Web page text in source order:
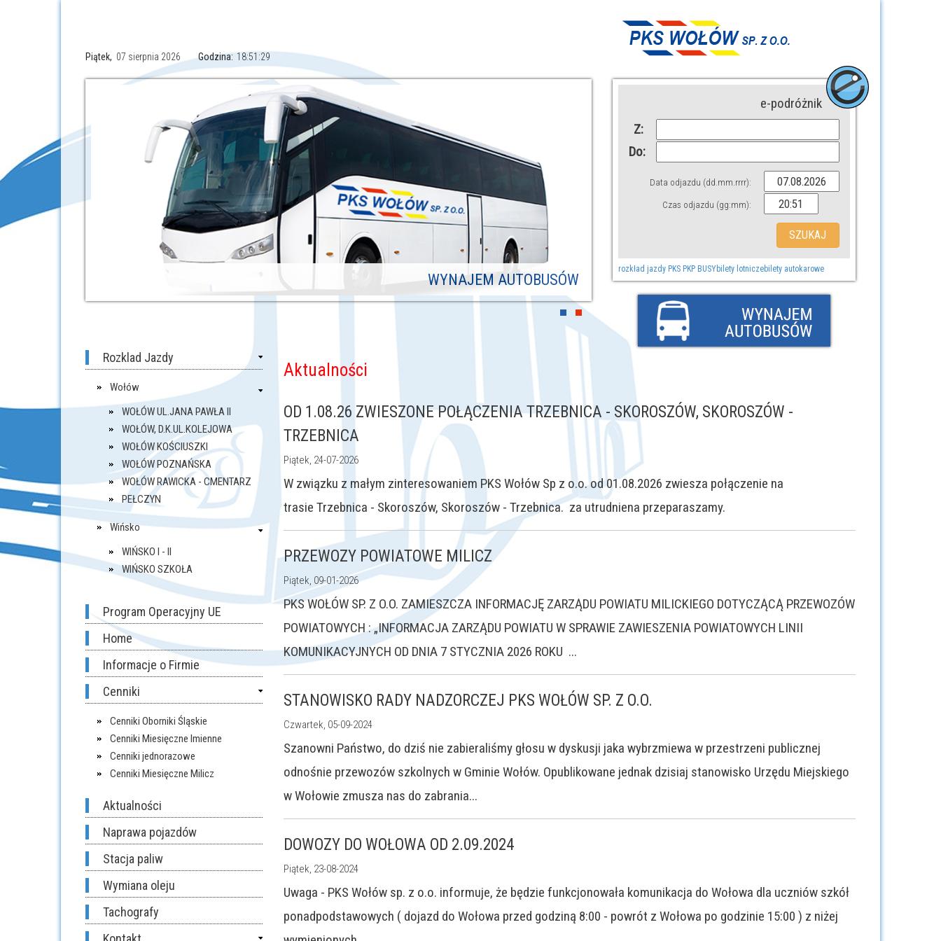
Piątek, 07 sierpnia 2026 Godzina: 18:51:30
WYNAJEM AUTOBUSÓW
e-podróżnik
Z:
Do:
Data odjazdu (dd.mm.rrrr):
Czas odjazdu (gg:mm):
rozkład jazdy PKS PKP BUSYbilety lotniczebilety autokarowe
Rozklad Jazdy
Wołów
WOŁÓW UL.JANA PAWŁA II
WOŁÓW, D.K.UL.KOLEJOWA
WOŁÓW KOŚCIUSZKI
WOŁÓW POZNAŃSKA
WOŁÓW RAWICKA - CMENTARZ
PEŁCZYN
Wińsko
WIŃSKO I - II
WIŃSKO SZKOŁA
Program Operacyjny UE
Home
Informacje o Firmie
Cenniki
Cenniki Oborniki Śląskie
Cenniki Miesięczne Imienne
Cenniki jednorazowe
Cenniki Miesięczne Milicz
Aktualności
Naprawa pojazdów
Stacja paliw
Wymiana oleju
Tachografy
Aktualności
OD 1.08.26 ZWIESZONE POŁĄCZENIA TRZEBNICA - SKOROSZÓW, SKOROSZÓW -
TRZEBNICA
Piątek, 24-07-2026
W związku z małym zinteresowaniem PKS Wołów Sp z o.o. od 01.08.2026 zwiesza połączenie na
trasie Trzebnica - Skoroszów, Skoroszów - Trzebnica. za utrudniena przeparaszamy.
PRZEWOZY POWIATOWE MILICZ
Piątek, 09-01-2026
PKS WOŁÓW SP. Z O.O. ZAMIESZCZA INFORMACJĘ ZARZĄDU POWIATU MILICKIEGO DOTYCZĄCĄ PRZEWOZÓW
POWIATOWYCH : „INFORMACJA ZARZĄDU POWIATU W SPRAWIE ZAWIESZENIA POWIATOWYCH LINII
KOMUNIKACYJNYCH OD DNIA 7 STYCZNIA 2026 ROKU ...
STANOWISKO RADY NADZORCZEJ PKS WOŁÓW SP. Z O.O.
Czwartek, 05-09-2024
Szanowni Państwo, do dziś nie zabieraliśmy głosu w dyskusji jaka wybrzmiewa w przestrzeni publicznej
odnośnie przewozów szkolnych w Gminie Wołów. Opublikowane jednak dzisiaj stanowisko Urzędu Miejskiego
w Wołowie zmusza nas do zabrania...
DOWOZY DO WOŁOWA OD 2.09.2024
Piątek, 23-08-2024
Uwaga - PKS Wołów sp. z o.o. informuje, że będzie funkcjonowała komunikacja do Wołowa dla uczniów szkół
ponadpodstawowych ( dojazd do Wołowa przed godziną 8:00 - powrót z Wołowa po godzinie 15:00 ) z niżej